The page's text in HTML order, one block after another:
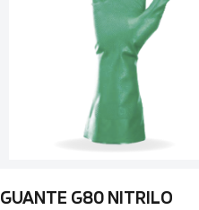
GUANTE G80 NITRILO